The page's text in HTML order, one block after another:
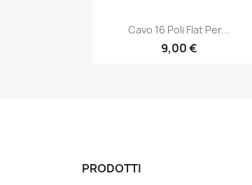
Anteprima
Cavo 16 Poli Flat Per...
9,00 €
PRODOTTI